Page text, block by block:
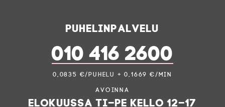
Puhelinpalvelu
010 416 2600
0,0835 €/puhelu + 0,1669 €/min
Avoinna
elokuussa ti–pe kello 12–17